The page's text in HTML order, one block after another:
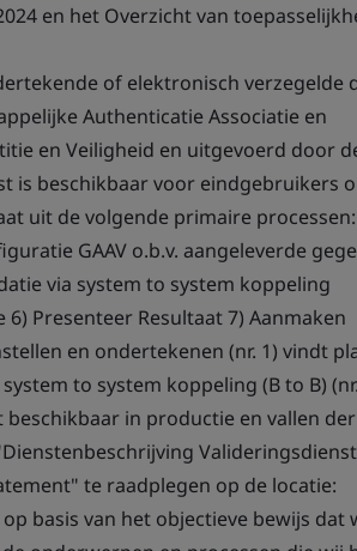
en het Overzicht van
of elektronisch verzegelde
Authenticatie Associatie en
en Veiligheid en uitgevoerd door
is beschikbaar voor eindgebruikers
uit de volgende primaire processen:
GAAV o.b.v. aangeleverde
via system to system koppeling
Presenteer Resultaat 7) Aanmaken
en ondertekenen (nr. 1) vindt
to system koppeling (B to B)
in productie en vallen
te raadplegen op de locatie:
basis van het objectieve bewijs dat